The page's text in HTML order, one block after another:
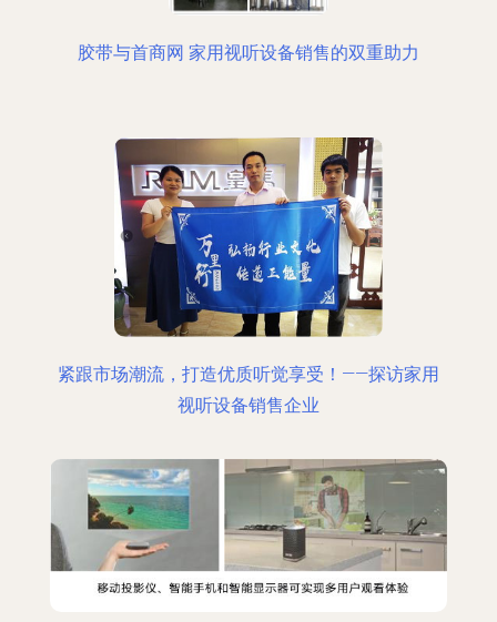
胶带与首商网 家用视听设备销售的双重助力
紧跟市场潮流，打造优质听觉享受！——探访家用
视听设备销售企业